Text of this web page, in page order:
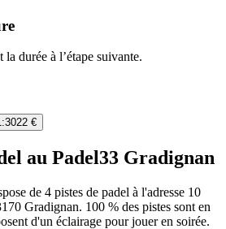
durée à l’étape suivante.
22 €
au Padel33 Gradignan
de 4 pistes de padel à l'adresse 10
Gradignan. 100 % des pistes sont en
d'un éclairage pour jouer en soirée.